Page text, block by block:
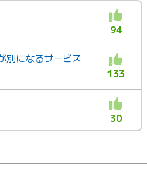
94
別になるサービス
133
30